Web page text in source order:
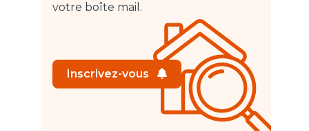
votre boîte mail.
Inscrivez-vous